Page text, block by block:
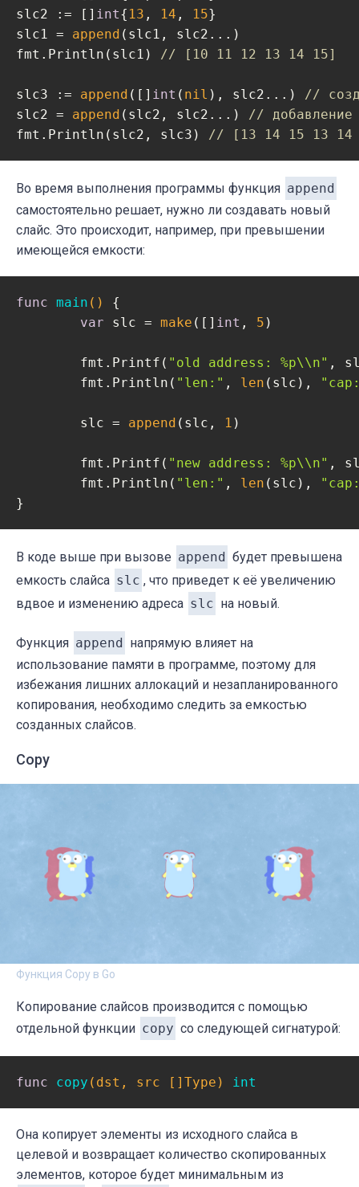
slc2 := [] int{ 13 , 14 , 15}
slc1 = append (slc1, slc2...)
fmt.Println(slc1) // [10 11 12 13 14 15]
slc3 := append ([] int ( nil ), slc2...) //
slc2 = append (slc2, slc2...) //
fmt.Println(slc2, slc3) // [13 14 15 13
Во время выполнения программы функция append
самостоятельно решает, нужно ли создавать новый
слайс. Это происходит, например, при превышении
имеющейся емкости:
func main ()
{
var slc = make ([] int , 5 )
	fmt.Printf(
"old address: %p\\n" ,
	fmt.Println(
"len:" , len (slc),
	slc =
append (slc, 1 )
	fmt.Printf(
"new address: %p\\n" ,
	fmt.Println(
"len:" , len (slc),
В коде выше при вызове append будет превышена
емкость слайса slc , что приведет к её увеличению
вдвое и изменению адреса slc на новый.
Функция append напрямую влияет на
использование памяти в программе, поэтому для
избежания лишних аллокаций и незапланированного
копирования, необходимо следить за емкостью
созданных слайсов.
Copy
Функция Copy в Go
Копирование слайсов производится с помощью
отдельной функции copy со следующей сигнатурой:
func copy (dst, src []Type) int
Она копирует элементы из исходного слайса в
целевой и возвращает количество скопированных
элементов, которое будет минимальным из